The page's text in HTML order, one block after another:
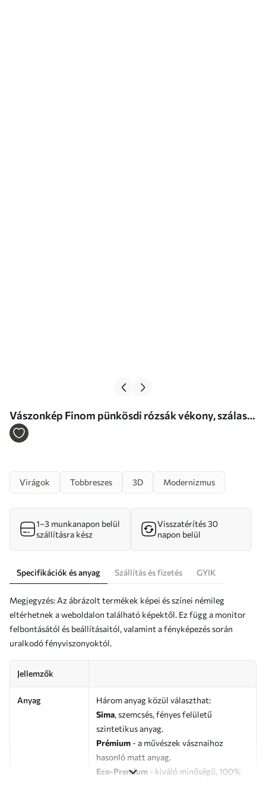
Vászonkép Finom pünkösdi rózsák vékony, szálas
szirmokkal, sötétvörös és sárga levelekkel
Virágok Tobbreszes 3D Modernizmus
1–3 munkanapon belül
szállításra kész
Visszatérítés 30
napon belül
Specifikációk és anyag Szállítás és fizetés GYIK
Megjegyzés: Az ábrázolt termékek képei és színei némileg
eltérhetnek a weboldalon található képektől. Ez függ a monitor
felbontásától és beállításaitól, valamint a fényképezés során
uralkodó fényviszonyoktól.
Jellemzők
Anyag
Három anyag közül választhat:
Sima, szemcsés, fényes felületű
szintetikus anyag.
Prémium - a művészek vásznaihoz
hasonló matt anyag.
Eco-Premium - kiváló minőségű, 100%